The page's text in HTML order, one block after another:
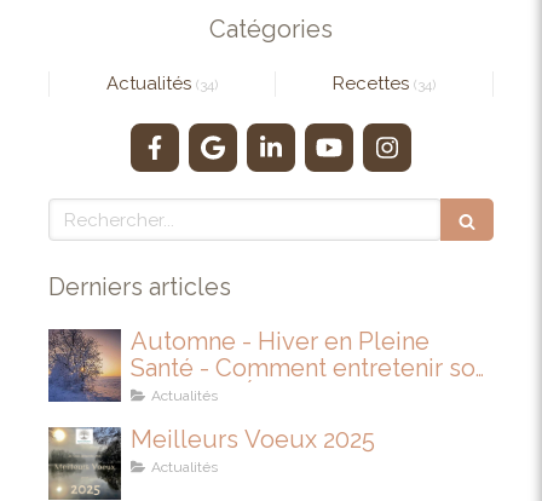
Catégories
Actualités (34) Recettes (34)
Rechercher
Derniers articles
Automne - Hiver en Pleine
Santé - Comment entretenir son
IMMUNITÉ
Actualités
Meilleurs Voeux 2025
Actualités